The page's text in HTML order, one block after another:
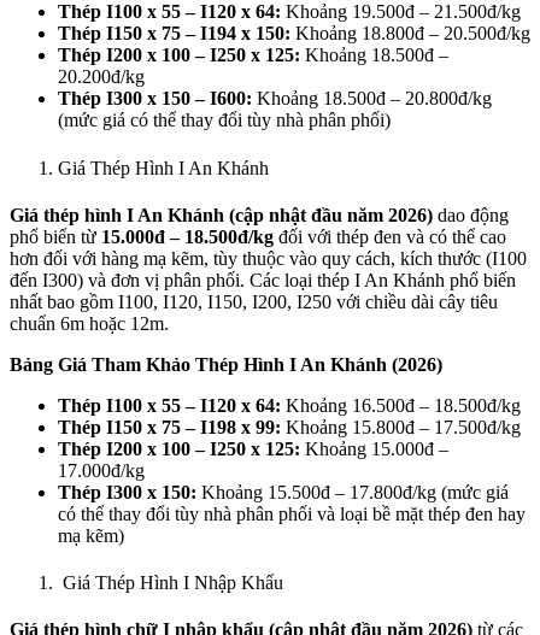
Thép I100 x 55 – I120 x 64: Khoảng 19.500đ – 21.500đ/kg
Thép I150 x 75 – I194 x 150: Khoảng 18.800đ – 20.500đ/kg
Thép I200 x 100 – I250 x 125: Khoảng 18.500đ –
20.200đ/kg
Thép I300 x 150 – I600: Khoảng 18.500đ – 20.800đ/kg
(mức giá có thể thay đổi tùy nhà phân phối)
Giá Thép Hình I An Khánh
Giá thép hình I An Khánh (cập nhật đầu năm 2026) dao động
phổ biến từ 15.000đ – 18.500đ/kg đối với thép đen và có thể cao
hơn đối với hàng mạ kẽm, tùy thuộc vào quy cách, kích thước (I100
đến I300) và đơn vị phân phối. Các loại thép I An Khánh phổ biến
nhất bao gồm I100, I120, I150, I200, I250 với chiều dài cây tiêu
chuẩn 6m hoặc 12m.
Bảng Giá Tham Khảo Thép Hình I An Khánh (2026)
Thép I100 x 55 – I120 x 64: Khoảng 16.500đ – 18.500đ/kg
Thép I150 x 75 – I198 x 99: Khoảng 15.800đ – 17.500đ/kg
Thép I200 x 100 – I250 x 125: Khoảng 15.000đ –
17.000đ/kg
Thép I300 x 150: Khoảng 15.500đ – 17.800đ/kg (mức giá
có thể thay đổi tùy nhà phân phối và loại bề mặt thép đen hay
mạ kẽm)
Giá Thép Hình I Nhập Khẩu
Giá thép hình chữ I nhập khẩu (cập nhật đầu năm 2026) từ các